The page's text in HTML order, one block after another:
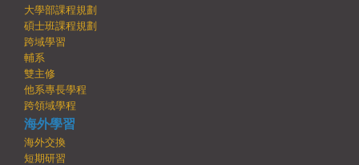
大學部課程規劃
碩士班課程規劃
跨域學習
輔系
雙主修
他系專長學程
跨領域學程
海外學習
海外交換
短期研習